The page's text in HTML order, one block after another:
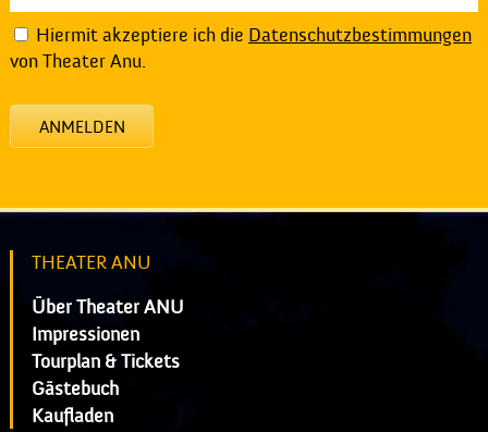
Hiermit akzeptiere ich die Datenschutzbestimmungen
von Theater Anu.
ANMELDEN
THEATER ANU
Über Theater ANU
Impressionen
Tourplan & Tickets
Gästebuch
Kaufladen